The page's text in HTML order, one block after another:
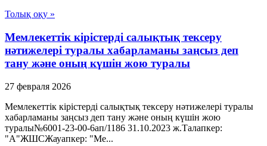
Толық оқу »
Мемлекеттік кірістерді салықтық тексеру
нәтижелері туралы хабарламаны заңсыз деп
тану және оның күшін жою туралы
27 февраля 2026
Мемлекеттік кірістерді салықтық тексеру нәтижелері туралы
хабарламаны заңсыз деп тану және оның күшін жою
туралы№6001-23-00-6ап/1186 31.10.2023 ж.Талапкер:
"А"ЖШСЖауапкер: "Ме...